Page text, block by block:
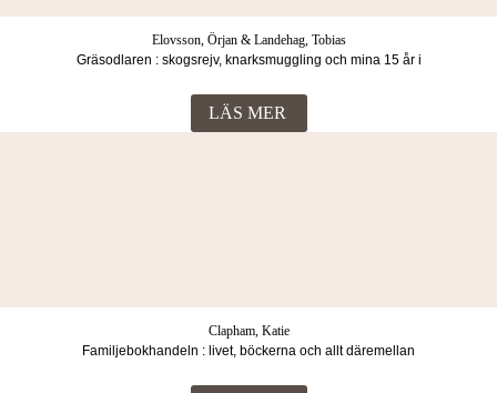
Elovsson, Örjan & Landehag, Tobias
Gräsodlaren : skogsrejv, knarksmuggling och mina 15 år i
LÄS MER
Clapham, Katie
Familjebokhandeln : livet, böckerna och allt däremellan